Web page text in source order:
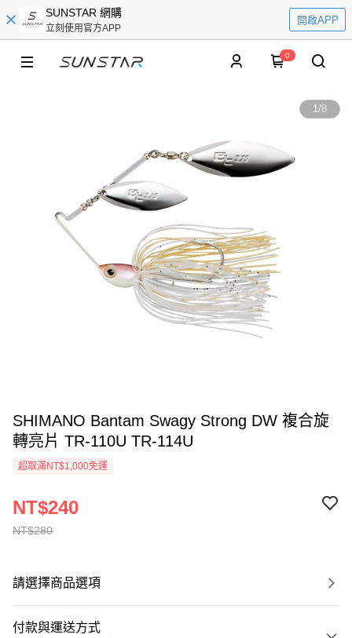
SUNSTAR 網購
立刻使用官方APP
開啟APP
0
1/8
SHIMANO Bantam Swagy Strong DW 複合旋
轉亮片 TR-110U TR-114U
超取滿NT$1,000免運
NT$280
NT$240
請選擇商品選項
付款與運送方式